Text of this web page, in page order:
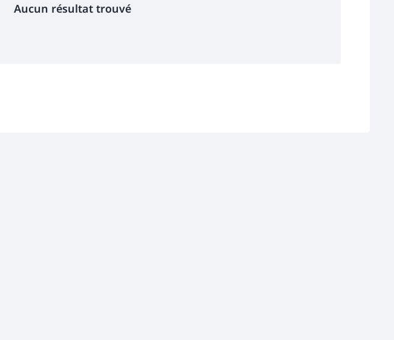
Aucun résultat trouvé